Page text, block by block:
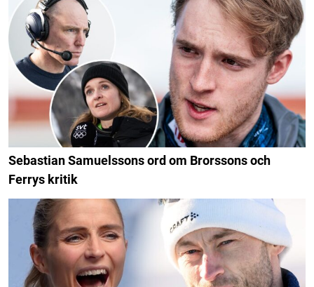
Sebastian Samuelssons ord om Brorssons och
Ferrys kritik